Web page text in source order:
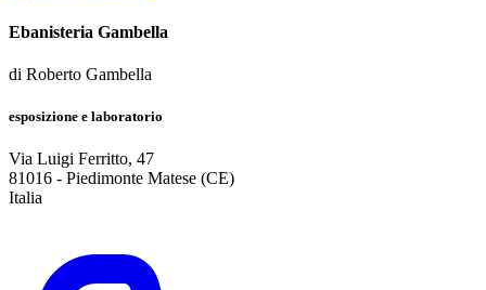
Ebanisteria Gambella
di Roberto Gambella
esposizione e laboratorio
Via Luigi Ferritto, 47
81016 - Piedimonte Matese (CE)
Italia